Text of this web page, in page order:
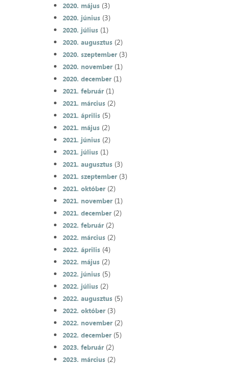
2020. május(3)
2020. június(3)
2020. július(1)
2020. augusztus(2)
2020. szeptember(3)
2020. november(1)
2020. december(1)
2021. február(1)
2021. március(2)
2021. április(5)
2021. május(2)
2021. június(2)
2021. július(1)
2021. augusztus(3)
2021. szeptember(3)
2021. október(2)
2021. november(1)
2021. december(2)
2022. február(2)
2022. március(2)
2022. április(4)
2022. május(2)
2022. június(5)
2022. július(2)
2022. augusztus(5)
2022. október(3)
2022. november(2)
2022. december(5)
2023. február(2)
2023. március(2)